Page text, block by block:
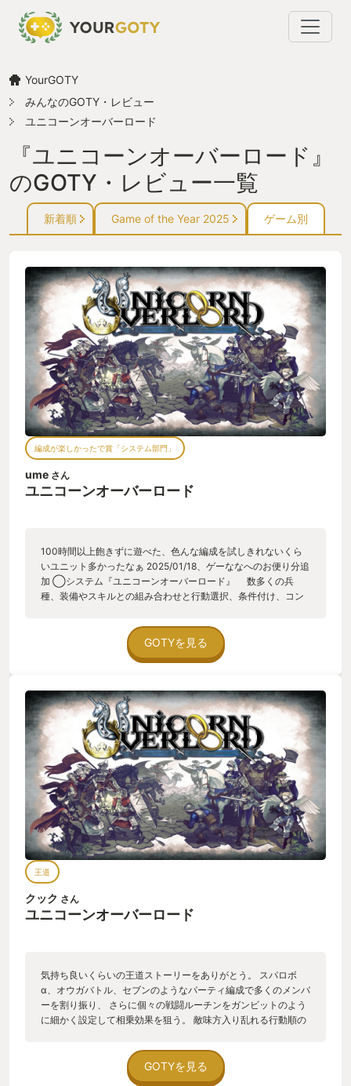
YourGOTY
みんなのGOTY・レビュー
ユニコーンオーバーロード
『ユニコーンオーバーロード』
のGOTY・レビュー一覧
新着順 Game of the Year 2025 ゲーム別
編成が楽しかったで賞「システム部門」
ume さん
ユニコーンオーバーロード
100時間以上飽きずに遊べた、色んな編成を試しきれないくら
いユニット多かったなぁ 2025/01/18、ゲーななへのお便り分追
加 ◯システム『ユニコーンオーバーロード』 数多くの兵
種、装備やスキルとの組み合わせと行動選択、条件付け、コン
な、編成と戦闘がとても楽しいゲームシステムでした。
GOTYを見る
王道
クック さん
ユニコーンオーバーロード
気持ち良いくらいの王道ストーリーをありがとう。 スパロボ
α、オウガバトル、セブンのようなパーティ編成で多くのメンバ
ーを割り振り、 さらに個々の戦闘ルーチンをガンビットのよう
に細かく設定して相乗効果を狙う。 敵味方入り乱れる行動順の
か味わえない。 最初は３部隊、それぞれ3名、クラスも数種類
からスタート。 レベルの低いうちは基本的に一回の戦闘で攻撃
1回と補助1回だけ。 そんなにバリエーションもない。 これが１
GOTYを見る